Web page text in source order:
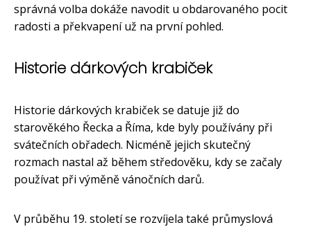
správná volba dokáže navodit u obdarovaného pocit
radosti a překvapení už na první pohled.
Historie dárkových krabiček
Historie dárkových krabiček se datuje již do
starověkého Řecka a Říma, kde byly používány při
svátečních obřadech. Nicméně jejich skutečný
rozmach nastal až během středověku, kdy se začaly
používat při výměně vánočních darů.
V průběhu 19. století se rozvíjela také průmyslová